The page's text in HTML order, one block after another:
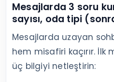
Mesajlarda 3 soru
sayısı, oda tipi
Mesajlarda uzayan
hem misafiri kaçırır. İlk
üç bilgiyi netleştirin: